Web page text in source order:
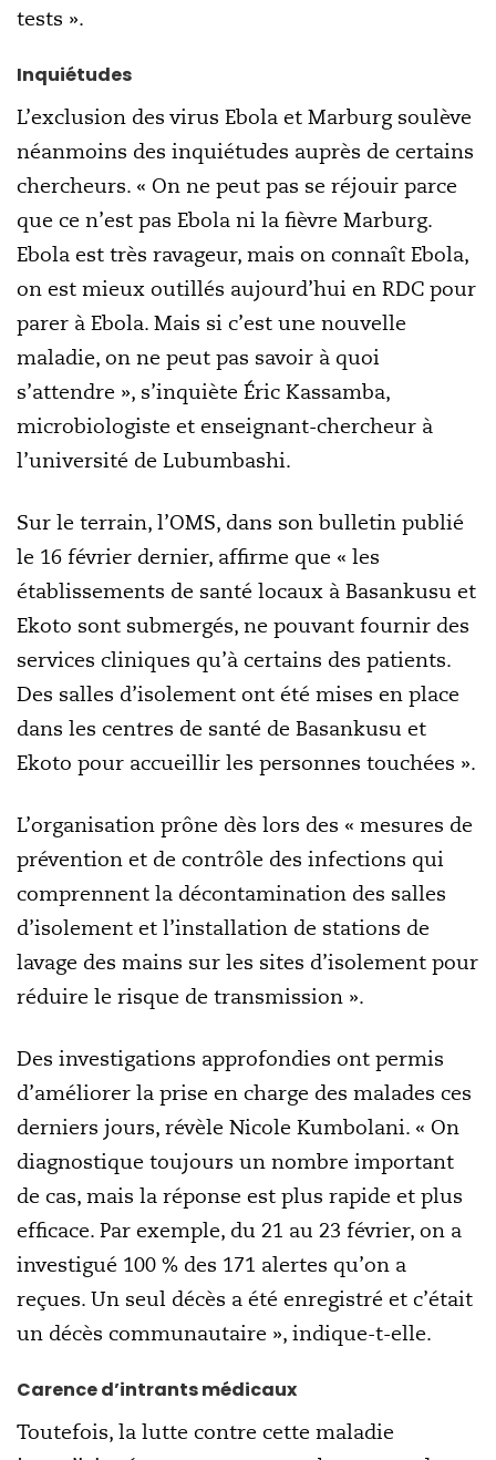
tests ».
Inquiétudes
L’exclusion des virus Ebola et Marburg soulève
néanmoins des inquiétudes auprès de certains
chercheurs. « On ne peut pas se réjouir parce
que ce n’est pas Ebola ni la fièvre Marburg.
Ebola est très ravageur, mais on connaît Ebola,
on est mieux outillés aujourd’hui en RDC pour
parer à Ebola. Mais si c’est une nouvelle
maladie, on ne peut pas savoir à quoi
s’attendre », s’inquiète Éric Kassamba,
microbiologiste et enseignant-chercheur à
l’université de Lubumbashi.
Sur le terrain, l’OMS, dans son bulletin publié
le 16 février dernier, affirme que « les
établissements de santé locaux à Basankusu et
Ekoto sont submergés, ne pouvant fournir des
services cliniques qu’à certains des patients.
Des salles d’isolement ont été mises en place
dans les centres de santé de Basankusu et
Ekoto pour accueillir les personnes touchées ».
L’organisation prône dès lors des « mesures de
prévention et de contrôle des infections qui
comprennent la décontamination des salles
d’isolement et l’installation de stations de
lavage des mains sur les sites d’isolement pour
réduire le risque de transmission ».
Des investigations approfondies ont permis
d’améliorer la prise en charge des malades ces
derniers jours, révèle Nicole Kumbolani. « On
diagnostique toujours un nombre important
de cas, mais la réponse est plus rapide et plus
efficace. Par exemple, du 21 au 23 février, on a
investigué 100 % des 171 alertes qu’on a
reçues. Un seul décès a été enregistré et c’était
un décès communautaire », indique-t-elle.
Carence d’intrants médicaux
Toutefois, la lutte contre cette maladie